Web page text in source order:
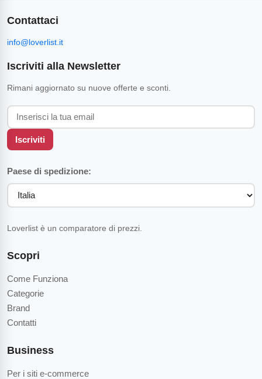
Scopri
Come Funziona
Categorie
Brand
Contatti
Business
Per i siti e-commerce
Contattaci
info@loverlist.it
Iscriviti alla Newsletter
Rimani aggiornato su nuove offerte e sconti.
Iscriviti
Paese di spedizione:
Loverlist è un comparatore di prezzi.